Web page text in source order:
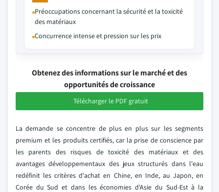
Préoccupations concernant la sécurité et la toxicité
des matériaux
Concurrence intense et pression sur les prix
Obtenez des informations sur le marché et des
opportunités de croissance
Télécharger le PDF gratuit
La demande se concentre de plus en plus sur les segments
premium et les produits certifiés, car la prise de conscience par
les parents des risques de toxicité des matériaux et des
avantages développementaux des jeux structurés dans l'eau
redéfinit les critères d'achat en Chine, en Inde, au Japon, en
Corée du Sud et dans les économies d'Asie du Sud-Est à la